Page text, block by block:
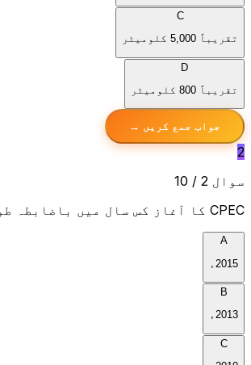
C
تقریباً 5,000 کلومیٹر
D
تقریباً 800 کلومیٹر
جواب جمع کریں →
2
سوال 2 / 10
CPEC کا آغاز کس سال میں باضابطہ طور پر ہوا؟
A
2015ء
B
2013ء
C